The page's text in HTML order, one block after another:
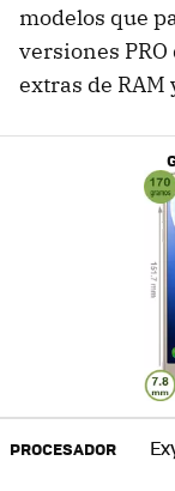
modelos que
versiones
extras de
PROCESADOR